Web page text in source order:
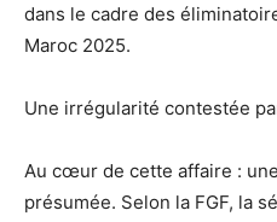
dans le cadre des
Maroc 2025.
Une irrégularité contestée
Au cœur de cette affaire :
présumée. Selon la FGF, la